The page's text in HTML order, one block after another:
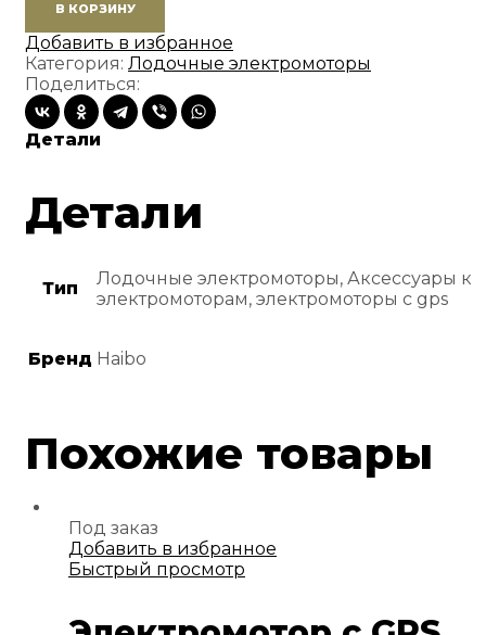
Ножной
пульт
для
управления
лодочным
электромотором
В КОРЗИНУ
Добавить в избранное
Категория: Лодочные электромоторы
Поделиться:
Детали
Детали
Тип
Лодочные электромоторы, Аксессуары к
электромоторам, электромоторы с gps
Бренд Haibo
Похожие товары
Под заказ
Добавить в избранное
Быстрый просмотр